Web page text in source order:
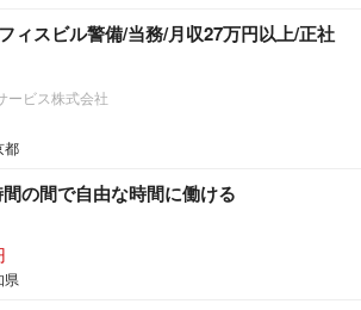
ィスビル警備/当務/月収27万円以上/正社
ービス株式会社
都
の間で自由な時間に働ける
県